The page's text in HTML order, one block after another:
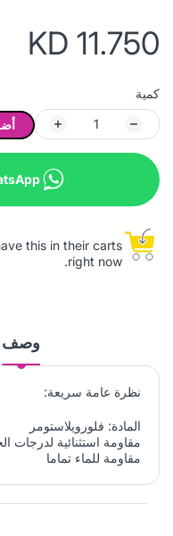
KD 11.750
كمية
this in their carts
right now.
وصف
نظرة عامة سريعة:
المادة: فلورويلاستومر
مقاومة استثنائية لدرجات
مقاومة للماء تماما